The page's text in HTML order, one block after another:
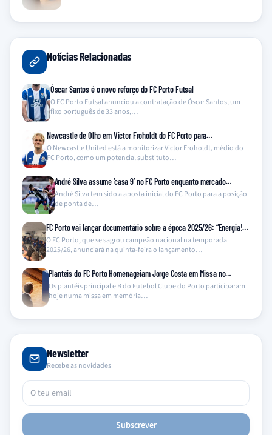
Notícias Relacionadas
Óscar Santos é o novo reforço do FC Porto Futsal
O FC Porto Futsal anunciou a contratação de Óscar Santos, um
fixo português de 33 anos,…
Newcastle de Olho em Victor Froholdt do FC Porto para…
O Newcastle United está a monitorizar Victor Froholdt, médio do
FC Porto, como um potencial substituto…
André Silva assume ‘casa 9’ no FC Porto enquanto mercado…
André Silva tem sido a aposta inicial do FC Porto para a posição
de ponta de…
FC Porto vai lançar documentário sobre a época 2025/26: “Energia!…
O FC Porto, que se sagrou campeão nacional na temporada
2025/26, anunciará na quinta-feira o lançamento…
Plantéis do FC Porto Homenageiam Jorge Costa em Missa no…
Os plantéis principal e B do Futebol Clube do Porto participaram
hoje numa missa em memória…
Newsletter
Recebe as novidades
Subscrever